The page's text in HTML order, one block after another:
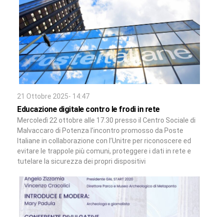
21 Ottobre 2025- 14:47
Educazione digitale contro le frodi in rete
Mercoledì 22 ottobre alle 17.30 presso il Centro Sociale di
Malvaccaro di Potenza l’incontro promosso da Poste
Italiane in collaborazione con l’Unitre per riconoscere ed
evitare le trappole più comuni, proteggere i dati in rete e
tutelare la sicurezza dei propri dispositivi